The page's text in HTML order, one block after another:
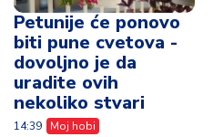
Petunije će ponovo
biti pune cvetova -
dovoljno je da
uradite ovih
nekoliko stvari
14:39 Moj hobi